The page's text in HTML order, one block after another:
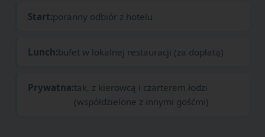
Start:poranny odbiór z hotelu
Lunch:bufet w lokalnej restauracji (za dopłatą)
Prywatna:tak, z kierowcą i czarterem łodzi
(współdzielone z innymi gośćmi)